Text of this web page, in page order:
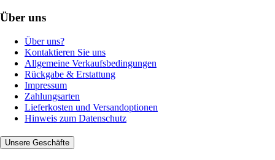
Über uns
Über uns?
Kontaktieren Sie uns
Allgemeine Verkaufsbedingungen
Rückgabe & Erstattung
Impressum
Zahlungsarten
Lieferkosten und Versandoptionen
Hinweis zum Datenschutz
Unsere Geschäfte